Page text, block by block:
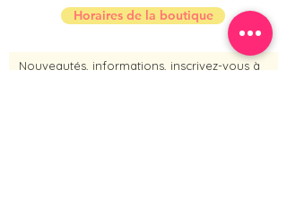
Horaires de la boutique
Nouveautés, informations, inscrivez-vous à